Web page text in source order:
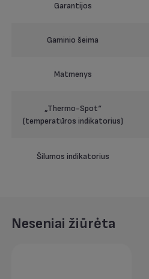
Garantijos
Gaminio šeima
Matmenys
„Thermo-Spot“
(temperatūros indikatorius)
Šilumos indikatorius
Neseniai žiūrėta